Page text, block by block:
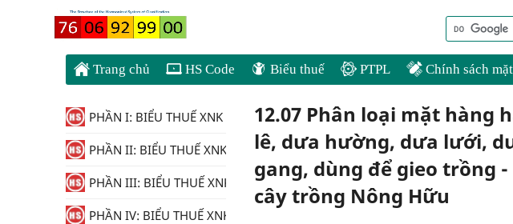
Trang chủ HS Code Biểu thuế PTPL Chính sách
12.07 Phân loại mặt hàng
lê, dưa hường, dưa lưới,
gang, dùng để gieo trồng -
cây trồng Nông Hữu
PHẦN I: BIỂU THUẾ XNK
PHẦN II: BIỂU THUẾ XNK
PHẦN III: BIỂU THUẾ XNK
PHẦN IV: BIỂU THUẾ XNK